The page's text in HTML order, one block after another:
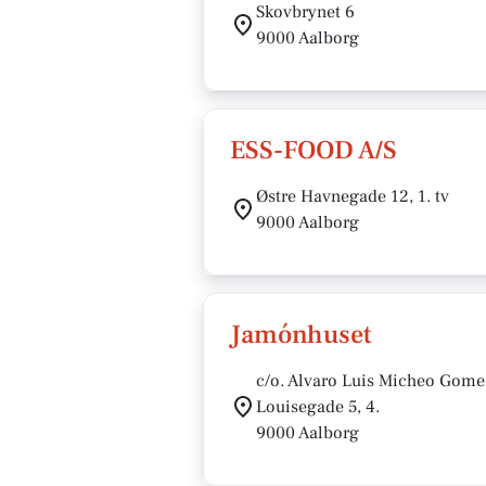
Skovbrynet 6
9000 Aalborg
ESS-FOOD A/S
Østre Havnegade 12, 1. tv
9000 Aalborg
Jamónhuset
c/o. Alvaro Luis Micheo
Louisegade 5, 4.
9000 Aalborg